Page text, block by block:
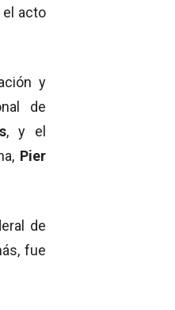
el acto
y
de
, y el
Pier
de
fue